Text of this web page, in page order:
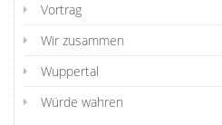
Vortrag
Wir zusammen
Wuppertal
Würde wahren